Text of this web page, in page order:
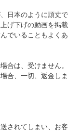
日本のように頑丈で
げ下げの動画を掲載
でいることもよくあ
合は、受けません。
合、一切、返金しま
されてしまい、お客